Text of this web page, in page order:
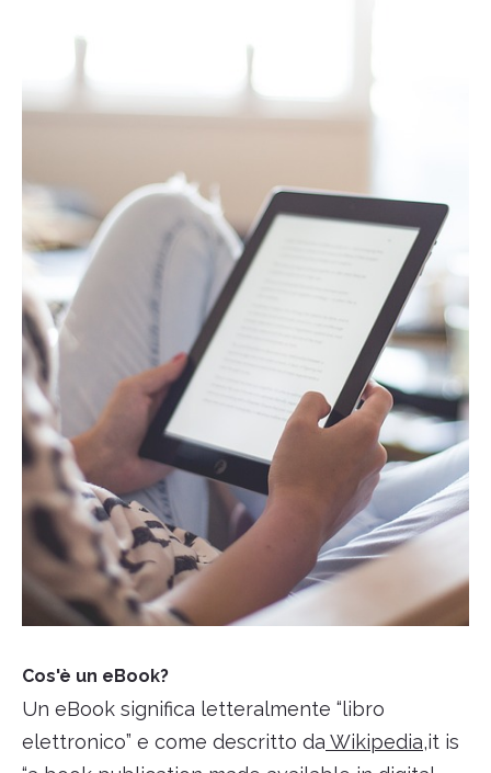
Cos'è un eBook?
Un eBook significa letteralmente “libro
elettronico” e come descritto da Wikipedia,it is